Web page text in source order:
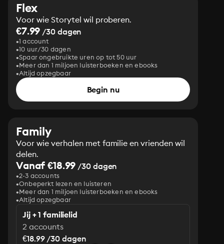
Flex
Voor wie Storytel wil proberen.
€7.99 /30 dagen
1 account
10 uur/30 dagen
Spaar ongebruikte uren op tot 50 uur
Meer dan 1 miljoen luisterboeken en ebooks
Altijd opzegbaar
Begin nu
Family
Voor wie verhalen met familie en vrienden wil
delen.
Vanaf €18.99 /30 dagen
2-3 accounts
Onbeperkt lezen en luisteren
Meer dan 1 miljoen luisterboeken en ebooks
Altijd opzegbaar
Jij + 1 familielid
2 accounts
€18.99 /30 dagen